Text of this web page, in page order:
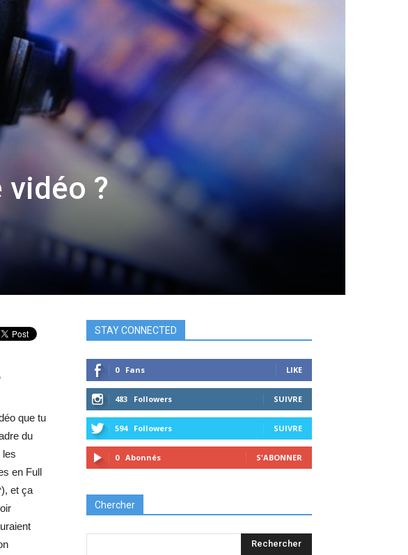
vidéo ?
que tu
du
les
en Full
et ça
STAY CONNECTED
0 Fans LIKE
483 Followers SUIVRE
594 Followers SUIVRE
0 Abonnés S'ABONNER
Chercher